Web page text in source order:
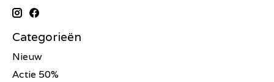
Categorieën
Nieuw
Actie 50%